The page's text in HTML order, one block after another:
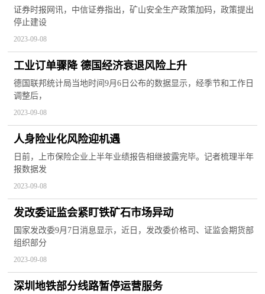
节奏
证券时报网讯，中信证券指出，矿山安全生产政策加码，政策提出
停止建设
2023-09-08
工业订单骤降 德国经济衰退风险上升
德国联邦统计局当地时间9月6日公布的数据显示，经季节和工作日
调整后，
2023-09-08
人身险业化风险迎机遇
日前，上市保险企业上半年业绩报告相继披露完毕。记者梳理半年
报数据发
2023-09-08
发改委证监会紧盯铁矿石市场异动
国家发改委9月7日消息显示，近日，发改委价格司、证监会期货部
组织部分
2023-09-08
深圳地铁部分线路暂停运营服务